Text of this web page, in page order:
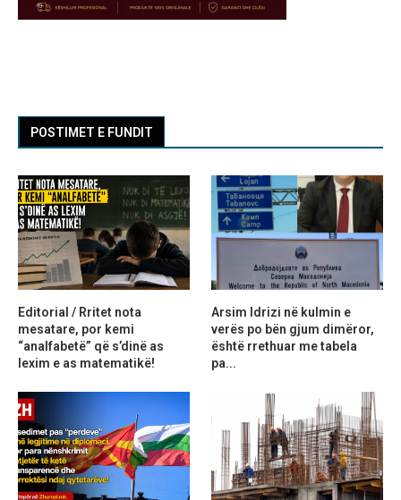
POSTIMET E FUNDIT
Editorial / Rritet nota
mesatare, por kemi
“analfabetë” që s’dinë as
lexim e as matematikë!
Arsim Idrizi në kulmin e
verës po bën gjum dimëror,
është rrethuar me tabela
pa...